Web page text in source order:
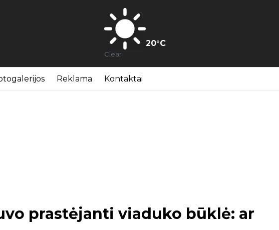
20°C
Clear
Reklama Kontaktai
prastėjanti viaduko būklė: ar